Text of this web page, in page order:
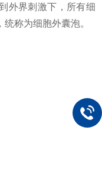
外界刺激下，所有细
称为细胞外囊泡。